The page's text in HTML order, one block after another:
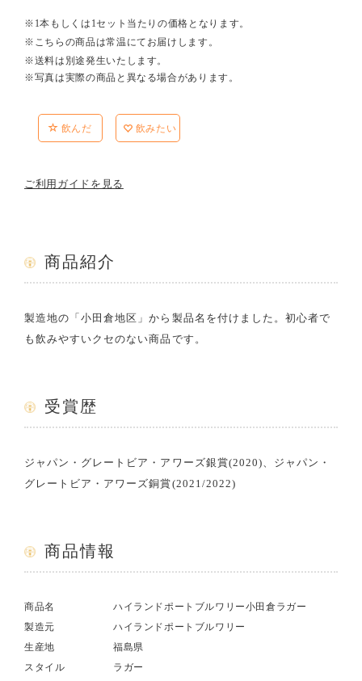
※1本もしくは1セット当たりの価格となります。
※こちらの商品は常温にてお届けします。
※送料は別途発生いたします。
※写真は実際の商品と異なる場合があります。
飲んだ 飲みたい
ご利用ガイドを見る
商品紹介
製造地の「小田倉地区」から製品名を付けました。初心者で
も飲みやすいクセのない商品です。
受賞歴
ジャパン・グレートビア・アワーズ銀賞(2020)、ジャパン・
グレートビア・アワーズ銅賞(2021/2022)
商品情報
商品名
ハイランドポートブルワリー小田倉ラガー
製造元
ハイランドポートブルワリー
生産地
福島県
スタイル
ラガー